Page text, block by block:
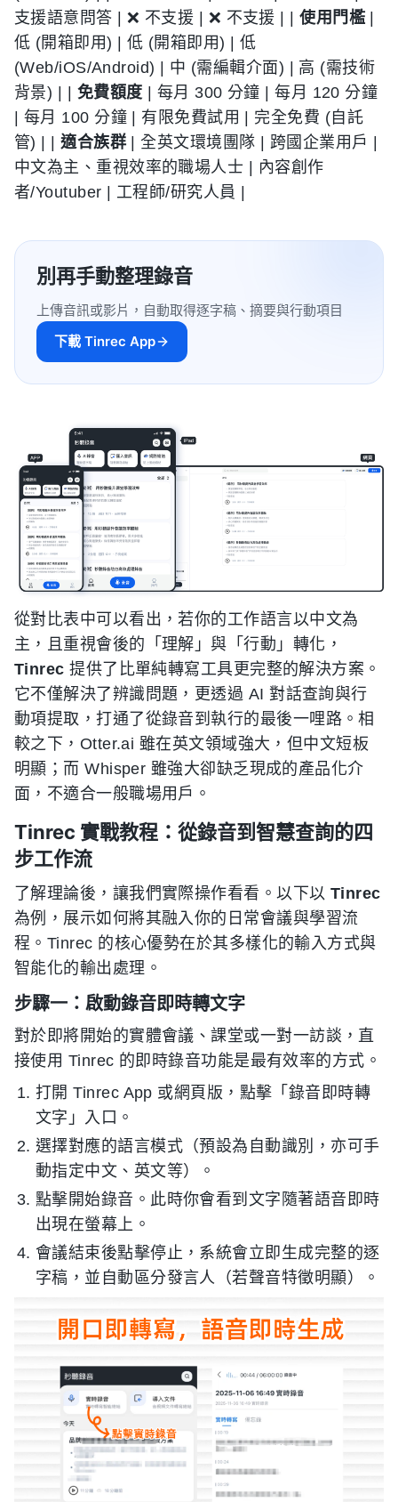
支援語意問答 | ❌ 不支援 | ❌ 不支援 | |使用門檻|
低 (開箱即用) | 低 (開箱即用) | 低
(Web/iOS/Android) | 中 (需編輯介面) | 高 (需技術
背景) | | 免費額度 | 每月 300 分鐘 | 每月 120 分鐘
| 每月 100 分鐘 | 有限免費試用 | 完全免費 (自託
管) | |適合族群| 全英文環境團隊 | 跨國企業用戶 |
中文為主、重視效率的職場人士 | 內容創作
者/Youtuber | 工程師/研究人員 |
別再手動整理錄音
上傳音訊或影片，自動取得逐字稿、摘要與行動項目
下載 Tinrec App
從對比表中可以看出，若你的工作語言以中文為
主，且重視會後的「理解」與「行動」轉化，
Tinrec 提供了比單純轉寫工具更完整的解決方案。
它不僅解決了辨識問題，更透過 AI 對話查詢與行
動項提取，打通了從錄音到執行的最後一哩路。相
較之下，Otter.ai 雖在英文領域強大，但中文短板
明顯；而 Whisper 雖強大卻缺乏現成的產品化介
面，不適合一般職場用戶。
Tinrec 實戰教程：從錄音到智慧查詢的四
步工作流
了解理論後，讓我們實際操作看看。以下以 Tinrec
為例，展示如何將其融入你的日常會議與學習流
程。Tinrec 的核心優勢在於其多樣化的輸入方式與
智能化的輸出處理。
步驟一：啟動錄音即時轉文字
對於即將開始的實體會議、課堂或一對一訪談，直
接使用 Tinrec 的即時錄音功能是最有效率的方式。
打開 Tinrec App 或網頁版，點擊「錄音即時轉
文字」入口。
選擇對應的語言模式（預設為自動識別，亦可手
動指定中文、英文等）。
點擊開始錄音。此時你會看到文字隨著語音即時
出現在螢幕上。
會議結束後點擊停止，系統會立即生成完整的逐
字稿，並自動區分發言人（若聲音特徵明顯）。